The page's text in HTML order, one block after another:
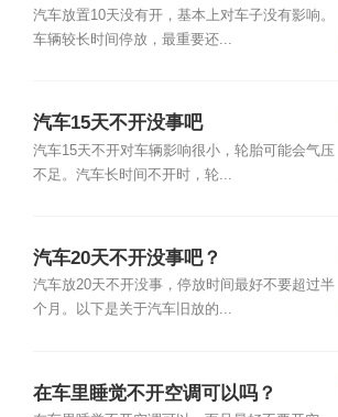
汽车放置10天没有开，基本上对车子没有影响。
车辆较长时间停放，最重要还...
汽车15天不开没事吧
汽车15天不开对车辆影响很小，轮胎可能会气压
不足。汽车长时间不开时，轮...
汽车20天不开没事吧？
汽车放20天不开没事，停放时间最好不要超过半
个月。以下是关于汽车旧放的...
在车里睡觉不开空调可以吗？